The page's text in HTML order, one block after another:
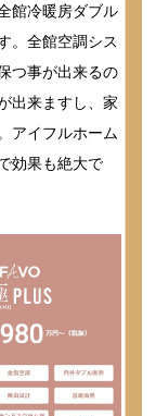
館冷暖房ダブル
。全館空調シス
つ事が出来るの
出来ますし、家
アイフルホーム
効果も絶大で